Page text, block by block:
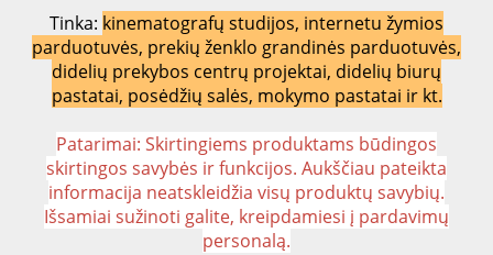
Tinka: kinematografų studijos, internetu žymios
parduotuvės, prekių ženklo grandinės parduotuvės,
didelių prekybos centrų projektai, didelių biurų
pastatai, posėdžių salės, mokymo pastatai ir kt.
Patarimai: Skirtingiems produktams būdingos
skirtingos savybės ir funkcijos. Aukščiau pateikta
informacija neatskleidžia visų produktų savybių.
Išsamiai sužinoti galite, kreipdamiesi į pardavimų
personalą.